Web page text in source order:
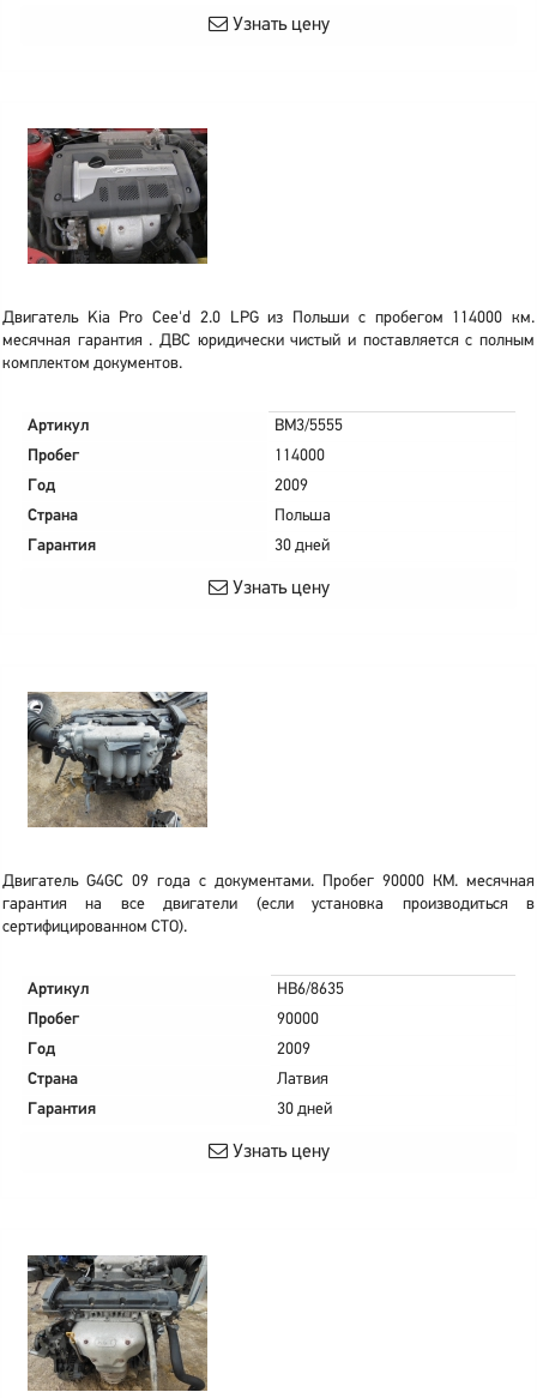
Узнать цену
Двигатель Kia Pro Cee'd 2.0 LPG из Польши с пробегом 114000 км.
месячная гарантия . ДВС юридически чистый и поставляется с полным
комплектом документов.
Артикул
BM3/5555
Пробег
114000
Год
2009
Страна
Польша
Гарантия
30 дней
Узнать цену
Двигатель G4GC 09 года с документами. Пробег 90000 КМ. месячная
гарантия на все двигатели (если установка производиться в
сертифицированном СТО).
Артикул
HB6/8635
Пробег
90000
Год
2009
Страна
Латвия
Гарантия
30 дней
Узнать цену